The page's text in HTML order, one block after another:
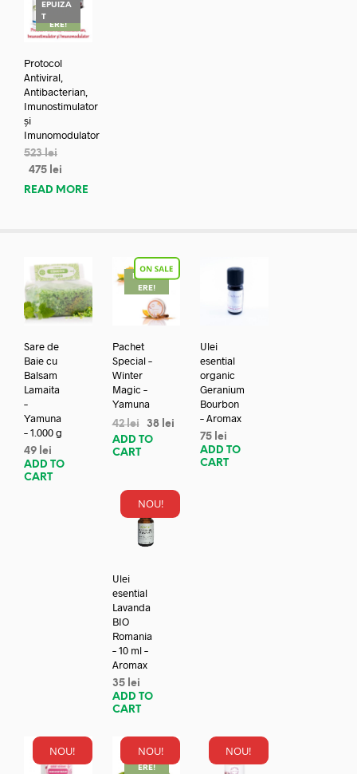
EPUIZA
TREDUC
ERE!
Protocol
Antiviral,
Antibacterian,
Imunostimulator
și
Imunomodulator
523lei
475 lei
READ MORE
Sare de
Baie cu
Balsam
Lamaita
–
Yamuna
– 1.000 g
49 lei
ADD TO
CART
REDUC
ERE!
Pachet
Special –
Winter
Magic –
Yamuna
42lei 38 lei
ADD TO
CART
Ulei
esential
organic
Geranium
Bourbon
– Aromax
75 lei
ADD TO
CART
NOU!
Ulei
esential
Lavanda
BIO
Romania
– 10 ml –
Aromax
35 lei
ADD TO
CART
NOU! NOU!
REDUC
ERE!
NOU!